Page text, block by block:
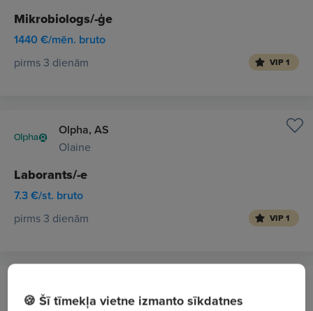
Mikrobiologs/-ģe
1440 €/mēn. bruto
pirms 3 dienām VIP 1
Olpha, AS
Olaine
Laborants/-e
7.3 €/st. bruto
pirms 3 dienām VIP 1
Rīga
🍪 Šī tīmekļa vietne izmanto sīkdatnes